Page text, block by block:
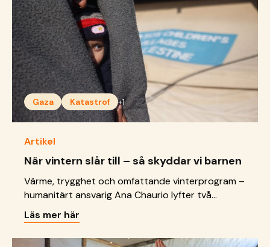
Gaza Katastrof +1
Artikel
När vintern slår till – så skyddar vi barnen
Värme, trygghet och omfattande vinterprogram –
humanitärt ansvarig Ana Chaurio lyfter två
exempel hur vi stöttar barn i katastrofer under
vintern.
Läs mer här